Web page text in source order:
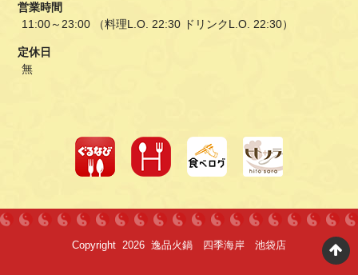
営業時間
11:00～23:00 （料理L.O. 22:30 ドリンクL.O. 22:30）
定休日
無
Copyright 2026 逸品火鍋 四季海岸 池袋店